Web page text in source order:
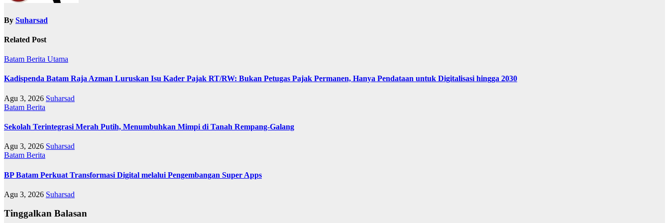
By Suharsad
Related Post
Batam Berita Utama
Kadispenda Batam Raja Azman Luruskan Isu Kader Pajak RT/RW: Bukan Petugas Pajak Permanen, Hanya Pendataan untuk Digitalisasi hingga 2030
Agu 3, 2026 Suharsad
Batam Berita
Sekolah Terintegrasi Merah Putih, Menumbuhkan Mimpi di Tanah Rempang-Galang
Agu 3, 2026 Suharsad
Batam Berita
BP Batam Perkuat Transformasi Digital melalui Pengembangan Super Apps
Agu 3, 2026 Suharsad
Tinggalkan Balasan